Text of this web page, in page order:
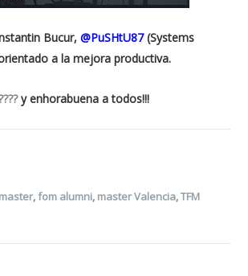
Bucur,@PuSHtU87 (Systems
a la mejora productiva.
y enhorabuena a todos!!!
,fom alumni, master Valencia,TFM